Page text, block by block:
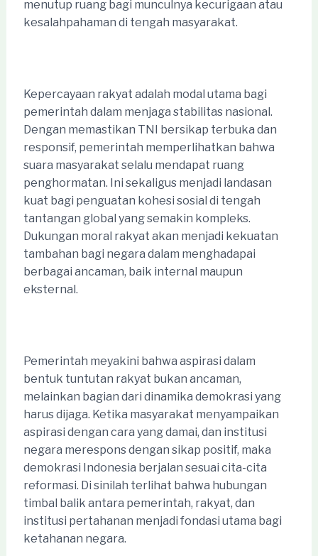
menutup ruang bagi munculnya kecurigaan atau
kesalahpahaman di tengah masyarakat.
Kepercayaan rakyat adalah modal utama bagi
pemerintah dalam menjaga stabilitas nasional.
Dengan memastikan TNI bersikap terbuka dan
responsif, pemerintah memperlihatkan bahwa
suara masyarakat selalu mendapat ruang
penghormatan. Ini sekaligus menjadi landasan
kuat bagi penguatan kohesi sosial di tengah
tantangan global yang semakin kompleks.
Dukungan moral rakyat akan menjadi kekuatan
tambahan bagi negara dalam menghadapai
berbagai ancaman, baik internal maupun
eksternal.
Pemerintah meyakini bahwa aspirasi dalam
bentuk tuntutan rakyat bukan ancaman,
melainkan bagian dari dinamika demokrasi yang
harus dijaga. Ketika masyarakat menyampaikan
aspirasi dengan cara yang damai, dan institusi
negara merespons dengan sikap positif, maka
demokrasi Indonesia berjalan sesuai cita-cita
reformasi. Di sinilah terlihat bahwa hubungan
timbal balik antara pemerintah, rakyat, dan
institusi pertahanan menjadi fondasi utama bagi
ketahanan negara.